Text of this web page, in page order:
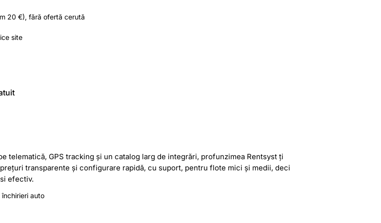
20 €), fără ofertă cerută
site
telematică, GPS tracking și un catalog larg de integrări, profunzimea Rentsyst ți
transparente și configurare rapidă, cu suport, pentru flote mici și medii, deci
efectiv.
auto